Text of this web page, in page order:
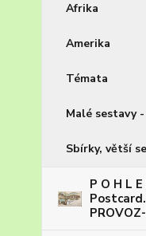
Afrika
Amerika
Témata
Malé sestavy -
Sbírky, větší
P O H L